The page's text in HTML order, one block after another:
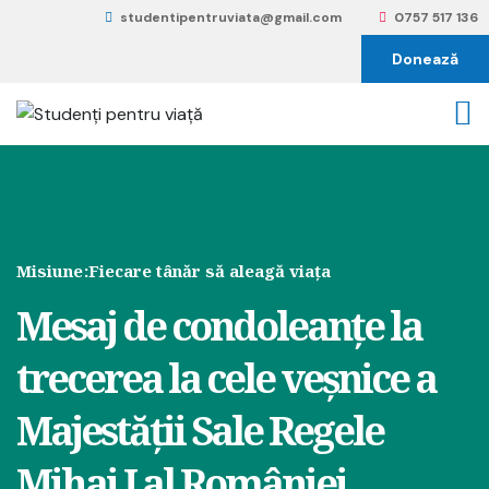
studentipentruviata@gmail.com 0757 517 136
Donează
Misiune:Fiecare tânăr să aleagă viața
Mesaj de condoleanțe la
trecerea la cele veșnice a
Majestății Sale Regele